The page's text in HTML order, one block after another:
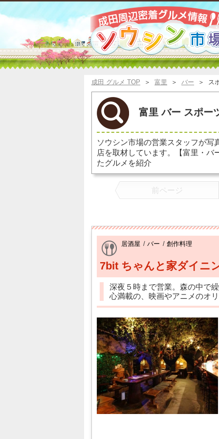
成田 グルメ TOP ＞ 富里 ＞ バー ＞ ス
富里 バー スポー
ソウシン市場の営業スタッフが写
店を取材しています。【富里・バ
たグルメを紹介
前ページ
居酒屋 / バー / 創作料理
7bit ちゃんと家ダイニ
深夜５時まで営業。森の中で
心満載の、映画やアニメのオ